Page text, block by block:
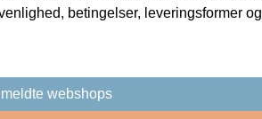
betingelser, leveringsformer og
webshops